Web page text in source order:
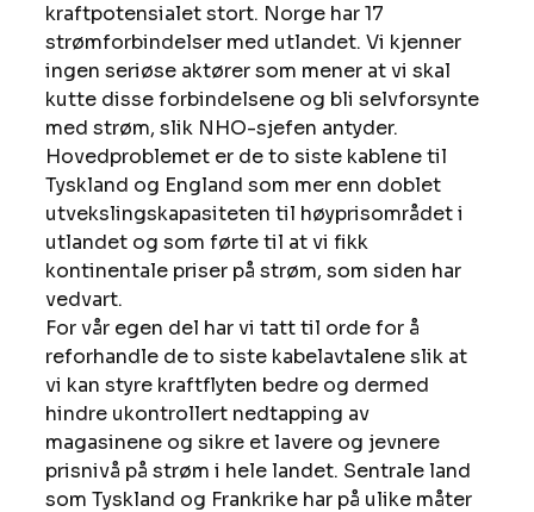
kraftpotensialet stort. Norge har 17
strømforbindelser med utlandet. Vi kjenner
ingen seriøse aktører som mener at vi skal
kutte disse forbindelsene og bli selvforsynte
med strøm, slik NHO-sjefen antyder.
Hovedproblemet er de to siste kablene til
Tyskland og England som mer enn doblet
utvekslingskapasiteten til høyprisområdet i
utlandet og som førte til at vi fikk
kontinentale priser på strøm, som siden har
vedvart.
For vår egen del har vi tatt til orde for å
reforhandle de to siste kabelavtalene slik at
vi kan styre kraftflyten bedre og dermed
hindre ukontrollert nedtapping av
magasinene og sikre et lavere og jevnere
prisnivå på strøm i hele landet. Sentrale land
som Tyskland og Frankrike har på ulike måter